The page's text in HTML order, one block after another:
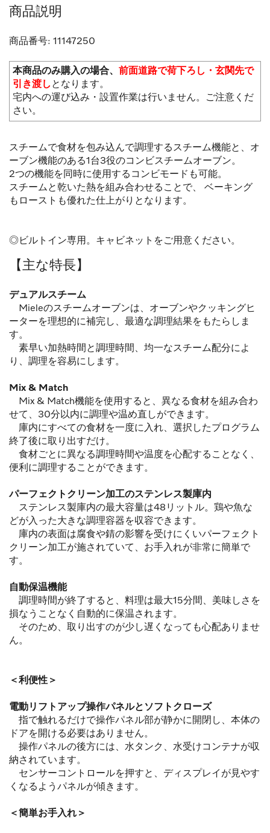
商品説明
商品番号: 11147250
本商品のみ購入の場合、 前面道路で荷下ろし・玄関先で
引き渡し となります。
宅内への運び込み・設置作業は行いません。ご注意くだ
さい。
スチームで食材を包み込んで調理するスチーム機能と、オ
ーブン機能のある1 台3役のコンビスチームオーブン。
2つの機能を同時に使用する コンビモード も可能。
スチームと乾いた熱を組み合わせることで、 ベーキング
もローストも優れた仕上がりとなります。
◎ビルトイン専用。キャビネットをご用意ください。
【主な特長】
デュアルスチーム
Mieleのスチームオーブンは、オーブンやクッキングヒ
ーターを理想的に補完し、最適な調理結果をもたらしま
す。
素早い加熱時間と調理時間、均一なスチーム配分によ
り、調理を容易にします。
Mix & Match
Mix & Match機能を使用すると、異なる食材を組み合わ
せて、30分以内に調理や温め直しができます。
庫内にすべての食材を一度に入れ、選択したプログラム
終了後に取り出すだけ。
食材ごとに異なる調理時間や温度を心配することなく、
便利に調理することができます。
パーフェクトクリーン加工のステンレス製庫内
ステンレス製庫内の最大容量は48リットル。鶏や魚な
どが入った大きな調理容器を収容できます。
庫内の表面は腐食や錆の影響を受けにくいパーフェクト
クリーン加工が施されていて、お手入れが非常に簡単で
す。
自動保温機能
調理時間が終了すると、料理は最大15分間、美味しさを
損なうことなく自動的に保温されます。
そのため、取り出すのが少し遅くなっても心配ありませ
ん。
＜利便性＞
電動リフトアップ操作パネルとソフトクローズ
指で触れるだけで操作パネル部が静かに開閉し、本体の
ドアを開ける必要はありません。
操作パネルの後方には、水タンク、水受けコンテナが収
納されています。
センサーコントロールを押すと、ディスプレイが見やす
くなるようパネルが傾きます。
＜簡単お手入れ＞